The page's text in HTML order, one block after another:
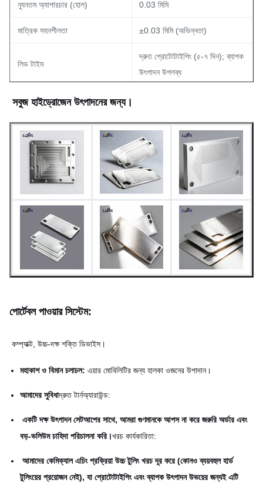
ন্যূনতম অ্যাপারচার (হোল) 0.03 মিমি
মাত্রিক সহনশীলতা ±0.03 মিমি (অভিন্নতা)
লিড টাইম
দ্রুত প্রোটোটাইপিং (৫-৭ দিন); ব্যাপক
উৎপাদন উপলব্ধ
সারফেস ফিনিশ
দ্রষ্টব্য: অনুরোধে কাস্টম স্পেসিফিকেশন
উপলব্ধ।
অ্যাপ্লিকেশন
জিনহাইসেন দ্বারা নির্মিত বাইপোলার
প্লেটগুলি এর জন্য উপযুক্ত:
প্রোটন এক্সচেঞ্জ মেমব্রেন ফুয়েল সেল
অটোমোটিভ (গাড়ি, ট্রাক), ড্রোন এবং
স্থির পাওয়ার সিস্টেমে ব্যবহৃত হয়।
জল ইলেক্ট্রোলাইজার:
সবুজ হাইড্রোজেন উৎপাদনের জন্য।
পোর্টেবল পাওয়ার সিস্টেম:
কম্প্যাক্ট, উচ্চ-দক্ষ শক্তি ডিভাইস।
মহাকাশ ও বিমান চলাচল: এয়ার মোবিলিটির জন্য হালকা ওজনের উপাদান।
আমাদের সুবিধাদ্রুত টার্নঅ্যারাউন্ড:
একটি দক্ষ উৎপাদন সেটআপের সাথে, আমরা গুণমানকে আপস না করে জরুরি অর্ডার এবং
বড়-ভলিউম চাহিদা পরিচালনা করি।খরচ কার্যকারিতা:
আমাদের কেমিক্যাল এচিং প্রক্রিয়া উচ্চ টুলিং খরচ দূর করে (কোনও ব্যয়বহুল হার্ড
টুলিংয়ের প্রয়োজন নেই), যা প্রোটোটাইপিং এবং ব্যাপক উৎপাদন উভয়ের জন্যই এটি